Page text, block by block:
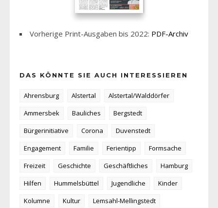
Vorherige Print-Ausgaben bis 2022: PDF-Archiv
DAS KÖNNTE SIE AUCH INTERESSIEREN
Ahrensburg Alstertal
Alstertal/Walddörfer
Ammersbek
Bauliches
Bergstedt
Bürgerinitiative
Corona
Duvenstedt
Engagement
Familie Ferientipp
Formsache
Freizeit
Geschichte Geschäftliches
Hamburg
Hilfen
Hummelsbüttel Jugendliche
Kinder
Kolumne
Kultur
Lemsahl-Mellingstedt